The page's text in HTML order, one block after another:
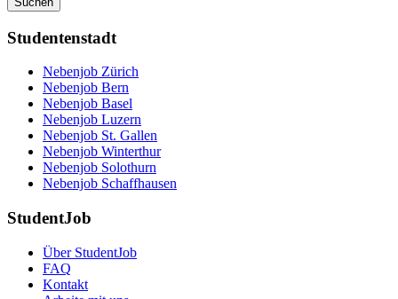
Studentenstadt
Nebenjob Zürich
Nebenjob Bern
Nebenjob Basel
Nebenjob Luzern
Nebenjob St. Gallen
Nebenjob Winterthur
Nebenjob Solothurn
Nebenjob Schaffhausen
StudentJob
Über StudentJob
FAQ
Kontakt